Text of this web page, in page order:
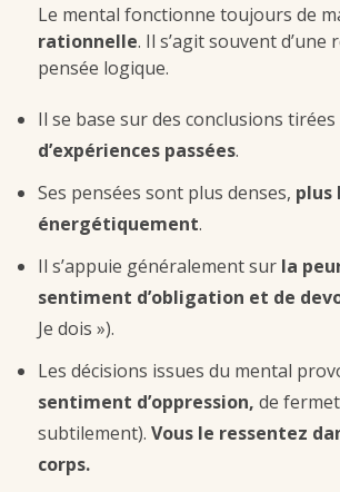
Le mental fonctionne toujours de
rationnelle. Il s’agit souvent d’une
pensée logique.
Il se base sur des conclusions tirées
d’expériences passées.
Ses pensées sont plus denses, plus
énergétiquement.
Il s’appuie généralement sur la
sentiment d’obligation et de
Je dois »).
Les décisions issues du mental
sentiment d’oppression, de
subtilement). Vous le ressentez
corps.